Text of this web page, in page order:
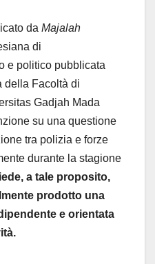
da Majalah
di
e politico pubblicata
della Facoltà di
Gadjah Mada
su una questione
tra polizia e forze
durante la stagione
a tale proposito,
prodotto una
e orientata